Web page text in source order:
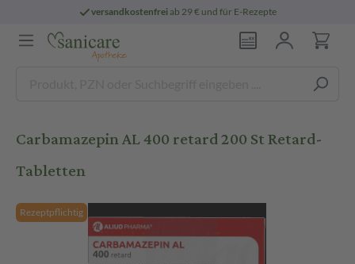
versandkostenfreiab 29 € und für E-Rezepte
Carbamazepin AL 400 retard 200 St Retard-
Tabletten
Rezeptpflichtig